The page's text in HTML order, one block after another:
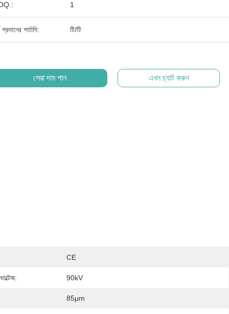
1
শর্তাদি: টি/টি
সেরা দাম পান এখন চ্যাট করুন
CE
90kV
85μm